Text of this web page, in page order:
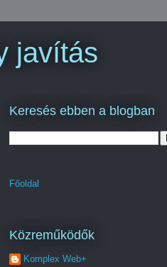
javítás
Keresés ebben a blogban
Főoldal
Közreműködők
Komplex Web+